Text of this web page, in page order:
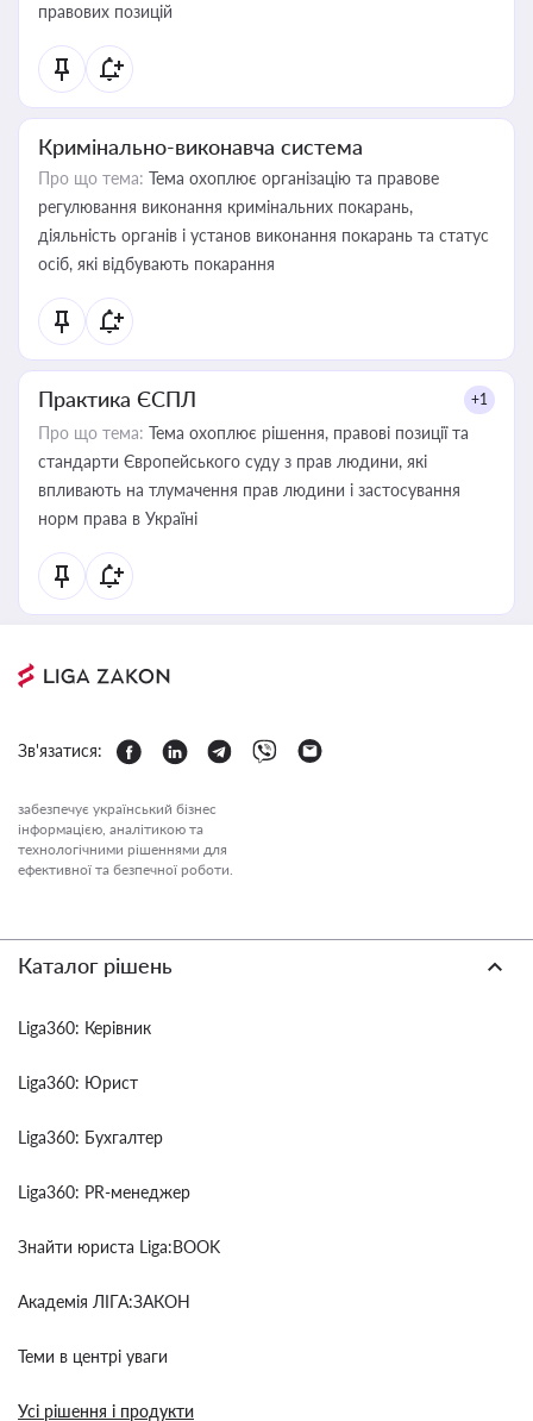
правових позицій
Кримінально-виконавча система
Про що тема: Тема охоплює організацію та правове
регулювання виконання кримінальних покарань,
діяльність органів і установ виконання покарань та статус
осіб, які відбувають покарання
Практика ЄСПЛ +1
Про що тема: Тема охоплює рішення, правові позиції та
стандарти Європейського суду з прав людини, які
впливають на тлумачення прав людини і застосування
норм права в Україні
Зв'язатися:
забезпечує український бізнес
інформацією, аналітикою та
технологічними рішеннями для
ефективної та безпечної роботи.
Каталог рішень
Liga360: Керівник
Liga360: Юрист
Liga360: Бухгалтер
Liga360: PR-менеджер
Знайти юриста Liga:BOOK
Академія ЛІГА:ЗАКОН
Теми в центрі уваги
Усі рішення і продукти